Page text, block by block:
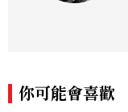
你可能會喜歡